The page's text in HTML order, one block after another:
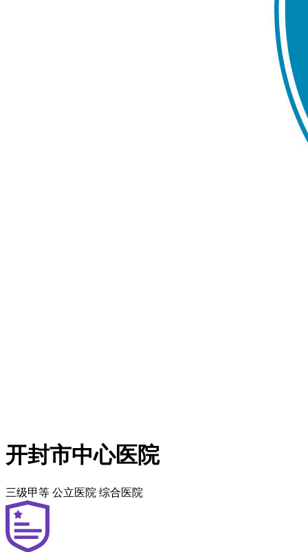
开封市中心医院
三级甲等 公立医院 综合医院